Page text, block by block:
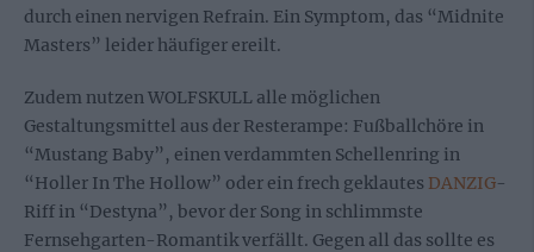
durch einen nervigen Refrain. Ein Symptom, das “Midnite
Masters” leider häufiger ereilt.
Zudem nutzen WOLFSKULL alle möglichen
Gestaltungsmittel aus der Resterampe: Fußballchöre in
“Mustang Baby”, einen verdammten Schellenring in
“Holler In The Hollow” oder ein frech geklautes DANZIG-
Riff in “Destyna”, bevor der Song in schlimmste
Fernsehgarten-Romantik verfällt. Gegen all das sollte es